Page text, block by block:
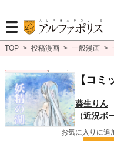
TOP > 投稿漫画 > 一般漫画 >
一般女性向け 完結 【コミ
葵生りん
（近況ボ
お気に入りに追